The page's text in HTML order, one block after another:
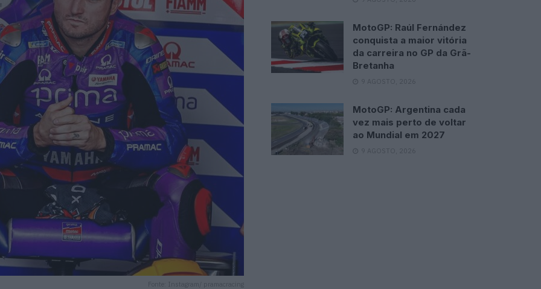
Fonte: Instagram/ pramacracing
MotoGP: Raúl Fernández
conquista a maior vitória
da carreira no GP da Grã-
Bretanha
9 AGOSTO, 2026
MotoGP: Argentina cada
vez mais perto de voltar
ao Mundial em 2027
9 AGOSTO, 2026